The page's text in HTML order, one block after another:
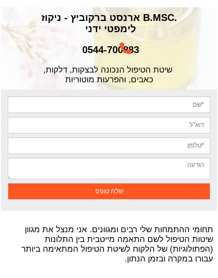
.B.MSC ארנסט ברקוביץ - ניקוז
לימפטי ידני
0544-700883
שיטת הטיפול הנכונה לבצקות, דלקות,
כאבים, והפרעות מוטוריות
תחומי ההתמחות שלי רבים ומגוונים. אני מנצל את מגוון
שיטות הטיפול לשם התאמה מייטבית בין התלונות
(הפתולוגיות) של הלקוח לשיטת הטיפול המתאימה ביותר
עבורו במקרה ובזמן הנתון.